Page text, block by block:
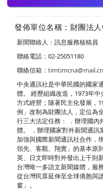
發佈單位名稱：財團法
新聞聯絡人：訊息服務核稿員
聯絡電話：02-25051180
聯絡信箱：
中央通訊社是中華民國的國家
體。 經歷組織改造，1973年
方式經營；隨著民主化發展，
例」改制為財團法人，定位為
行三大法定任務： ．辦理國
體。 ．辦理國家對外新聞通訊
加強與國際新聞通訊社合作，
領先、客觀、翔實」的基本原
英、日文即時對外發出上千則
台灣唯一多語文新聞媒體，服
從台灣民眾延伸至全球僑胞與
窗」。